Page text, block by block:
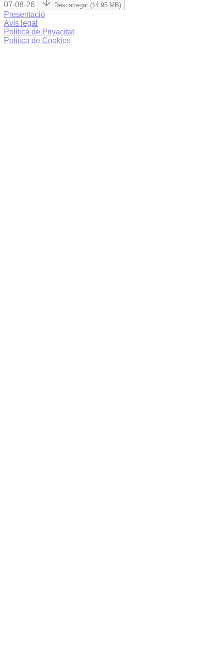
07-08-26 Descarregar (14.95 MB)
Presentació
Avís legal
Política de Privacitat
Política de Cookies